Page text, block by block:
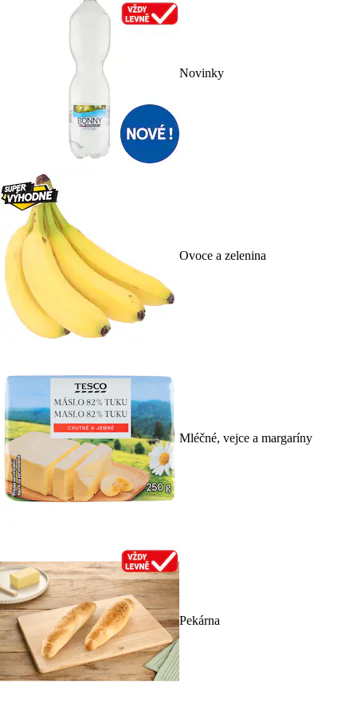
Novinky
Ovoce a zelenina
Mléčné, vejce a margaríny
Pekárna